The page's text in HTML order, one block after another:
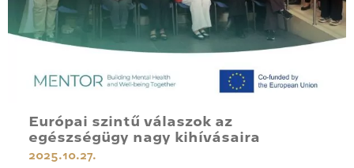
Európai szintű válaszok az
egészségügy nagy kihívásaira
2025.10.27.